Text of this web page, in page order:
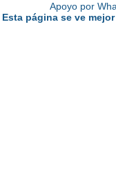
Apoyo por
Esta página se ve